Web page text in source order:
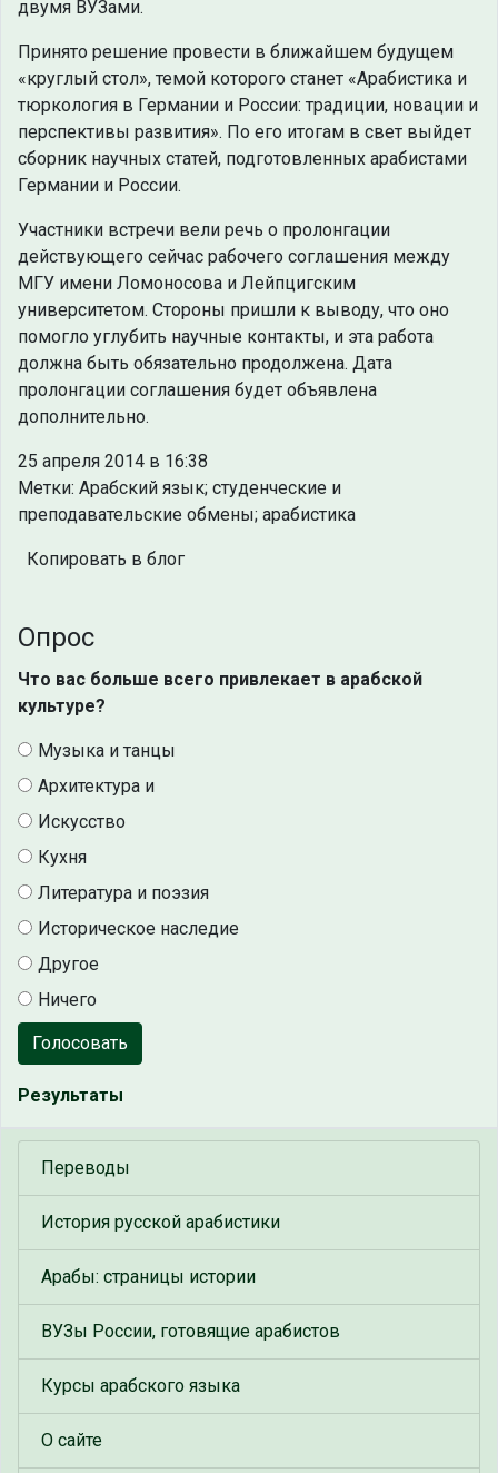
двумя ВУЗами.
Принято решение провести в ближайшем будущем
«круглый стол», темой которого станет «Арабистика и
тюркология в Германии и России: традиции, новации и
перспективы развития». По его итогам в свет выйдет
сборник научных статей, подготовленных арабистами
Германии и России.
Участники встречи вели речь о пролонгации
действующего сейчас рабочего соглашения между
МГУ имени Ломоносова и Лейпцигским
университетом. Стороны пришли к выводу, что оно
помогло углубить научные контакты, и эта работа
должна быть обязательно продолжена. Дата
пролонгации соглашения будет объявлена
дополнительно.
25 апреля 2014 в 16:38
Метки: Арабский язык; студенческие и
преподавательские обмены; арабистика
Копировать в блог
Опрос
Что вас больше всего привлекает в арабской
культуре?
Музыка и танцы
Архитектура и
Искусство
Кухня
Литература и поэзия
Историческое наследие
Другое
Ничего
Голосовать
Результаты
Переводы
История русской арабистики
Арабы: страницы истории
ВУЗы России, готовящие арабистов
Курсы арабского языка
О сайте